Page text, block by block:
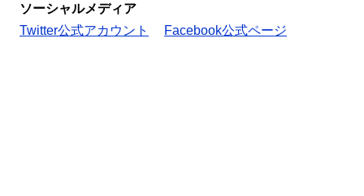
ソーシャルメディア
Twitter公式アカウント
Facebook公式ページ